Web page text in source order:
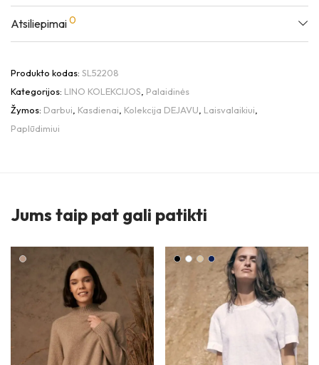
Atsiliepimai0
Produkto kodas: SL52208
Kategorijos: LINO KOLEKCIJOS Palaidinės
Žymos: Darbui Kasdienai Kolekcija DEJAVU Laisvalaikiui
Paplūdimiui
Jums taip pat gali patikti